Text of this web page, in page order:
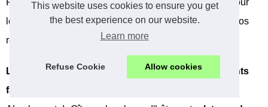
This website uses cookies to ensure you get
the best experience on our website.
Learn more
Refuse Cookie Allow cookies
Réservez directement en ligne ou par téléphone. Pour
les
camping 4 étoiles lac Pareloup, anticipez vos
réservations, surtout en haute saison estivale.
Le plateau du Larzac offre-t-il des hébergements
familiaux ?